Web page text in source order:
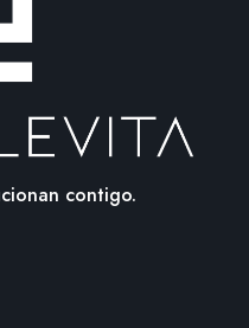
contigo.